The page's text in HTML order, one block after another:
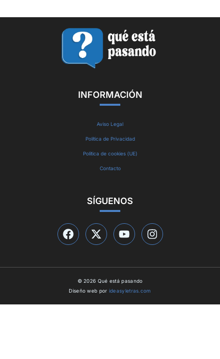
INFORMACIÓN
Aviso Legal
Política de Privacidad
Política de cookies (UE)
Contacto
SÍGUENOS
© 2026 Qué está pasando
Diseño web por ideasyletras.com